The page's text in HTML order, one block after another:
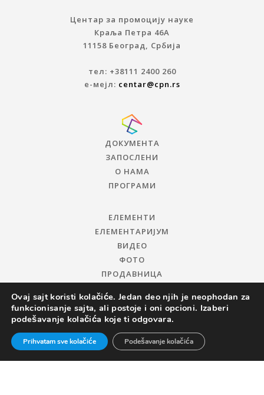
Центар за промоцију науке
Краља Петра 46A
11158 Београд, Србија
тел: +38111 2400 260
е-мејл: centar@cpn.rs
ДОКУМЕНТА
ЗАПОСЛЕНИ
О НАМА
ПРОГРАМИ
ЕЛЕМЕНТИ
ЕЛЕМЕНТАРИЈУМ
ВИДЕО
ФОТО
ПРОДАВНИЦА
© 2019 ЦЕНТАР ЗА ПРОМОЦИЈУ НАУКЕ
Ovaj sajt koristi kolačiće. Jedan deo njih je neophodan za
funkcionisanje sajta, ali postoje i oni opcioni. Izaberi
podešavanje kolačića koje ti odgovara.
Prihvatam sve kolačiće Podešavanje kolačića